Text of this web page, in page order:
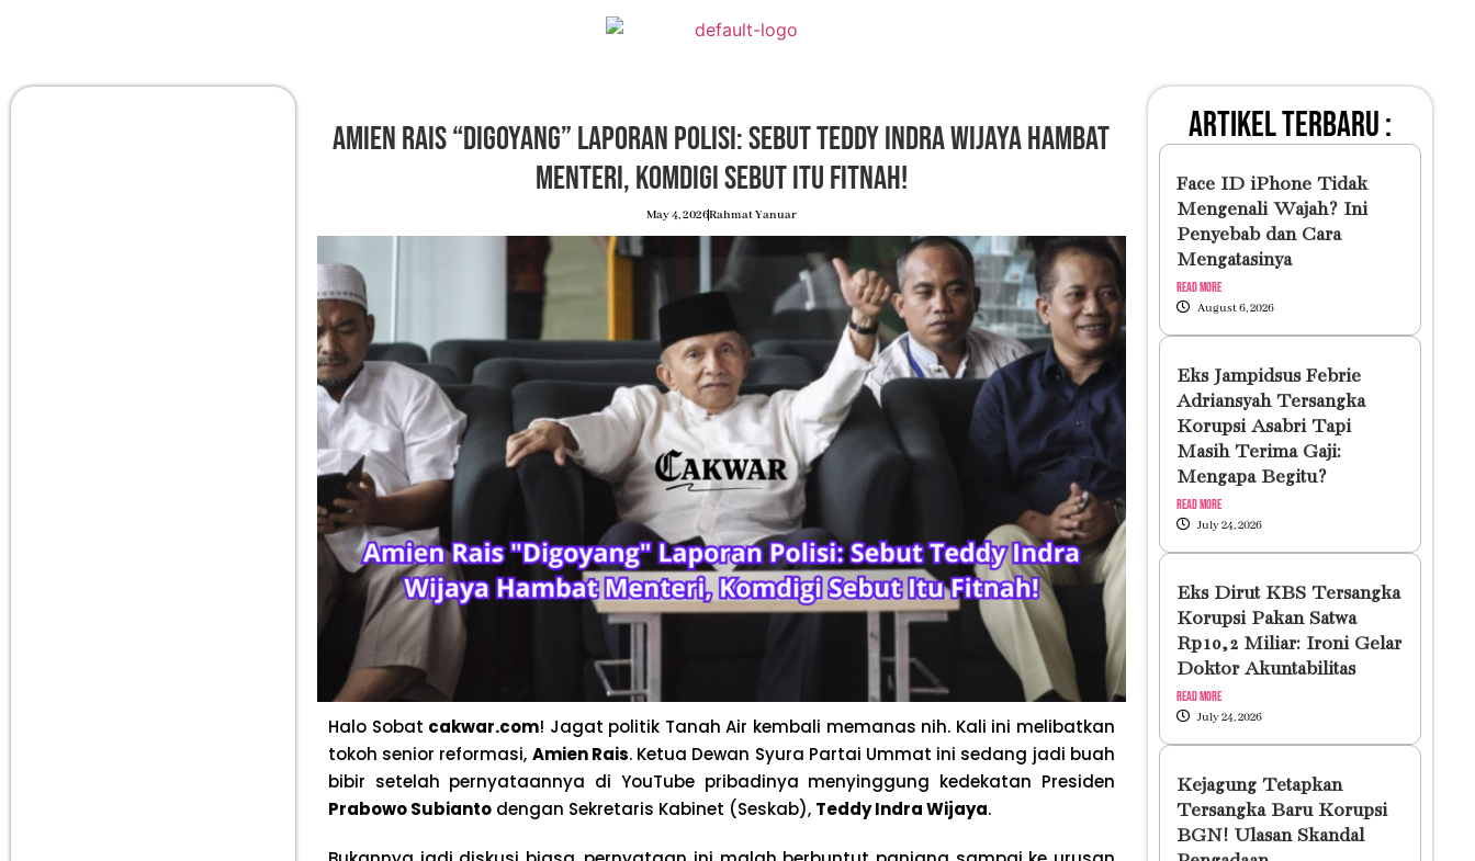
Amien Rais “Digoyang” Laporan Polisi: Sebut Teddy Indra Wijaya Hambat
Menteri, Komdigi Sebut Itu Fitnah!
May 4, 2026Rahmat Yanuar
Halo Sobat cakwar.com! Jagat politik Tanah Air kembali memanas nih. Kali ini melibatkan
tokoh senior reformasi, Amien Rais. Ketua Dewan Syura Partai Ummat ini sedang jadi buah
bibir setelah pernyataannya di YouTube pribadinya menyinggung kedekatan Presiden
Prabowo Subiantodengan Sekretaris Kabinet (Seskab), Teddy Indra Wijaya.
artikel terbaru :
Face ID iPhone Tidak
Mengenali Wajah? Ini
Penyebab dan Cara
Mengatasinya
Read More
August 6, 2026
Eks Jampidsus Febrie
Adriansyah Tersangka
Korupsi Asabri Tapi
Masih Terima Gaji:
Mengapa Begitu?
Read More
July 24, 2026
Eks Dirut KBS Tersangka
Korupsi Pakan Satwa
Rp10,2 Miliar: Ironi Gelar
Doktor Akuntabilitas
Read More
July 24, 2026
Kejagung Tetapkan
Tersangka Baru Korupsi
BGN! Ulasan Skandal